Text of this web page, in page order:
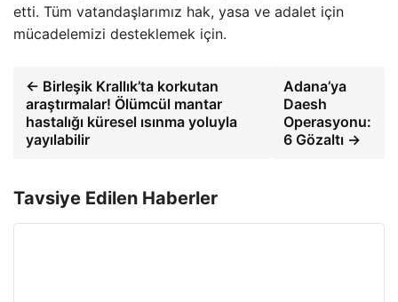
etti. Tüm vatandaşlarımız hak, yasa ve adalet için
mücadelemizi desteklemek için.
← Birleşik Krallık’ta korkutan
araştırmalar! Ölümcül mantar
hastalığı küresel ısınma yoluyla
yayılabilir
Adana’ya
Daesh
Operasyonu:
6 Gözaltı →
Tavsiye Edilen Haberler